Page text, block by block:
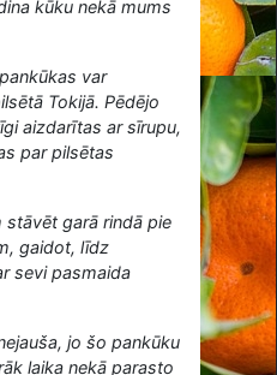
kūku nekā mums
var
Tokijā. Pēdējo
aizdarītas ar sīrupu,
par pilsētas
garā rindā pie
gaidot, līdz
sevi pasmaida
jo šo pankūku
laika nekā parasto